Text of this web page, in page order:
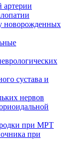
новорожденных
сустава и
нервов
при МРТ
при